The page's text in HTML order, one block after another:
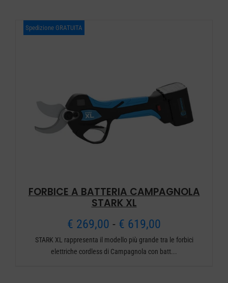
Spedizione GRATUITA
FORBICE A BATTERIA CAMPAGNOLA
STARK XL
€ 269,00 - € 619,00
di
STARK XL rappresenta il modello più grande tra le forbici
elettriche cordless di Campagnola con batt...